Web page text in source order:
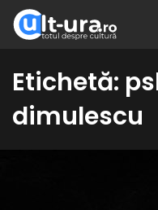
Etichetă:
dimulescu